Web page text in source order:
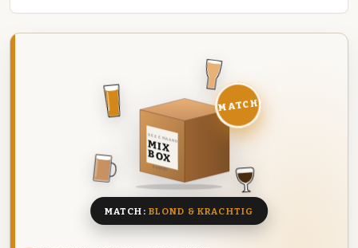
DEZE MAAND
MIX
BOX
8 BIEREN
MATCH
MATCH: BLOND & KRACHTIG